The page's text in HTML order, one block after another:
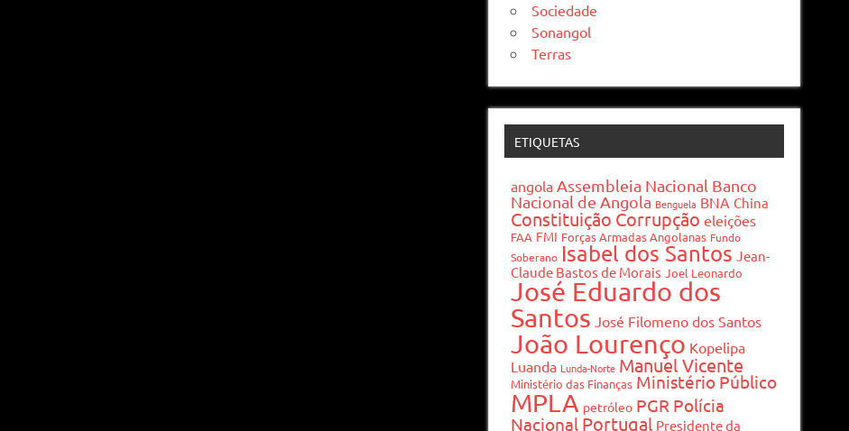
Sociedade
Sonangol
Terras
ETIQUETAS
angola Assembleia Nacional Banco
Nacional de Angola Benguela BNA China
Constituição Corrupção eleições
FAA FMI Forças Armadas Angolanas Fundo
Soberano Isabel dos Santos Jean-
Claude Bastos de Morais Joel Leonardo
José Eduardo dos
Santos José Filomeno dos Santos
João Lourenço Kopelipa
Luanda Lunda-Norte Manuel Vicente
Ministério das Finanças Ministério Público
MPLA petróleo PGR Polícia
Nacional Portugal Presidente da